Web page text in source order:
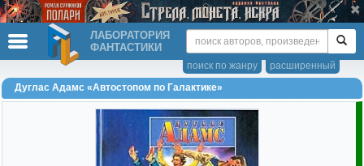
ЛАБОРАТОРИЯ
ФАНТАСТИКИ
расширенный
поиск по жанру
Дуглас Адамс «Автостопом по Галактике»